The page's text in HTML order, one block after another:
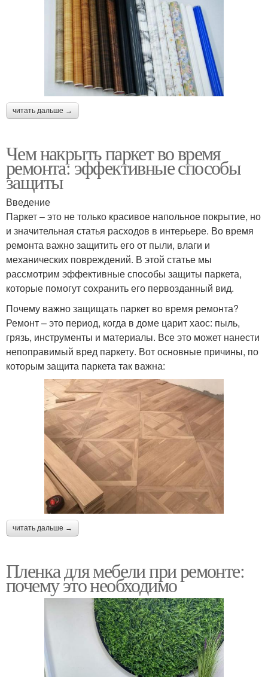
читать дальше →
Чем накрыть паркет во время
ремонта: эффективные способы
защиты
Введение
Паркет – это не только красивое напольное покрытие, но
и значительная статья расходов в интерьере. Во время
ремонта важно защитить его от пыли, влаги и
механических повреждений. В этой статье мы
рассмотрим эффективные способы защиты паркета,
которые помогут сохранить его первозданный вид.
Почему важно защищать паркет во время ремонта?
Ремонт – это период, когда в доме царит хаос: пыль,
грязь, инструменты и материалы. Все это может нанести
непоправимый вред паркету. Вот основные причины, по
которым защита паркета так важна:
читать дальше →
Пленка для мебели при ремонте:
почему это необходимо